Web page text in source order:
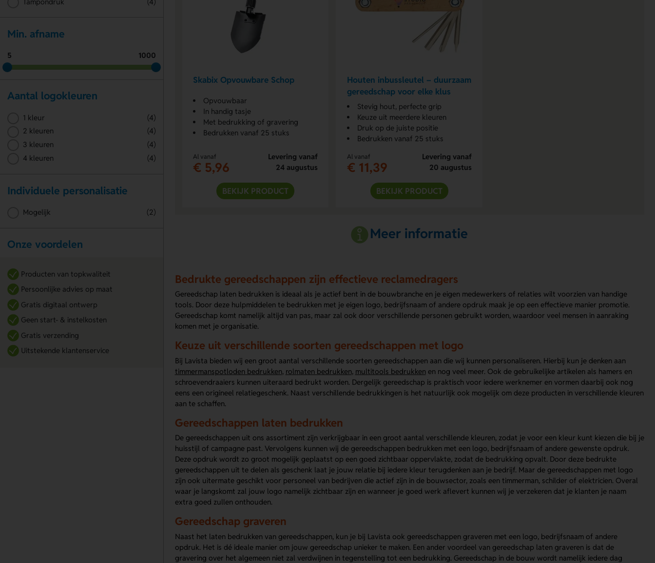
Skabix Opvouwbare Schop
Opvouwbaar
In handig tasje
Met bedrukking of gravering
Bedrukken vanaf 25 stuks
Al vanaf
€ 5,96
Levering vanaf
24 augustus
BEKIJK PRODUCT
Houten inbussleutel – duurzaam
gereedschap voor elke klus
Stevig hout, perfecte grip
Keuze uit meerdere kleuren
Druk op de juiste positie
Bedrukken vanaf 25 stuks
Al vanaf
€ 11,39
Levering vanaf
20 augustus
BEKIJK PRODUCT
Meer informatie
Bedrukte gereedschappen zijn effectieve reclamedragers
Gereedschap laten bedrukken is ideaal als je actief bent in de bouwbranche en je eigen medewerkers of relaties wilt voorzien van handige
tools. Door deze hulpmiddelen te bedrukken met je eigen logo, bedrijfsnaam of andere opdruk maak je op een effectieve manier promotie.
Gereedschap komt namelijk altijd van pas, maar zal ook door verschillende personen gebruikt worden, waardoor veel mensen in aanraking
komen met je organisatie.
Keuze uit verschillende soorten gereedschappen met logo
Bij Lavista bieden wij een groot aantal verschillende soorten gereedschappen aan die wij kunnen personaliseren. Hierbij kun je denken aan
timmermanspotloden bedrukken, rolmaten bedrukken, multitools bedrukken en nog veel meer. Ook de gebruikelijke artikelen als hamers en
schroevendraaiers kunnen uiteraard bedrukt worden. Dergelijk gereedschap is praktisch voor iedere werknemer en vormen daarbij ook nog
eens een origineel relatiegeschenk. Naast verschillende bedrukkingen is het natuurlijk ook mogelijk om deze producten in verschillende kleuren
aan te schaffen.
Gereedschappen laten bedrukken
De gereedschappen uit ons assortiment zijn verkrijgbaar in een groot aantal verschillende kleuren, zodat je voor een kleur kunt kiezen die bij je
huisstijl of campagne past. Vervolgens kunnen wij de gereedschappen bedrukken met een logo, bedrijfsnaam of andere gewenste opdruk.
Deze opdruk wordt zo groot mogelijk geplaatst op een goed zichtbaar oppervlakte, zodat de bedrukking opvalt. Door deze bedrukte
gereedschappen uit te delen als geschenk laat je jouw relatie bij iedere kleur terugdenken aan je bedrijf. Maar de gereedschappen met logo
zijn ook uitermate geschikt voor personeel van bedrijven die actief zijn in de bouwsector, zoals een timmerman, schilder of elektricien. Overal
waar je langskomt zal jouw logo namelijk zichtbaar zijn en wanneer je goed werk aflevert kunnen wij je verzekeren dat je klanten je naam
extra goed zullen onthouden.
Gereedschap graveren
Naast het laten bedrukken van gereedschappen, kun je bij Lavista ook gereedschappen graveren met een logo, bedrijfsnaam of andere
opdruk. Het is dé ideale manier om jouw gereedschap unieker te maken. Een ander voordeel van gereedschap laten graveren is dat de
gravering over het algemeen niet zal verdwijnen in tegenstelling tot een bedrukking. Gereedschap in de bouw wordt namelijk iedere dag
Min. afname
5 1000
Aantal logokleuren
1 kleur
(4)
2 kleuren
(4)
3 kleuren
(4)
4 kleuren
(4)
Individuele personalisatie
Mogelijk (2)
Onze voordelen
Producten van topkwaliteit
Persoonlijke advies op maat
Gratis digitaal ontwerp
Geen start- & instelkosten
Gratis verzending
Uitstekende klantenservice